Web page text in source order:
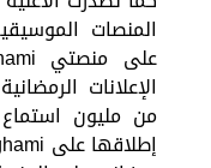
المنصات
الإعلانات
من مليون